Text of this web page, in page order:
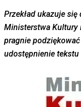
Przekład ukazuje
Ministerstwa Kultury
pragnie
udostępnienie